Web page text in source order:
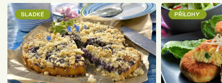
SLADKÉ PŘÍLOHY